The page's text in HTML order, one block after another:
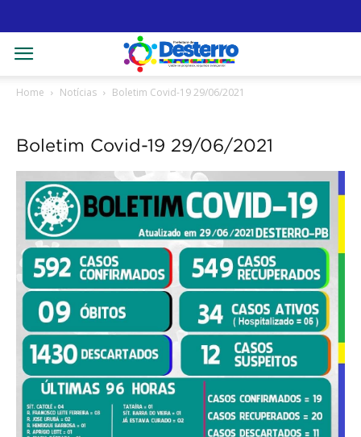
Home Notícias Boletim Covid-19 29/06/2021
Boletim Covid-19 29/06/2021